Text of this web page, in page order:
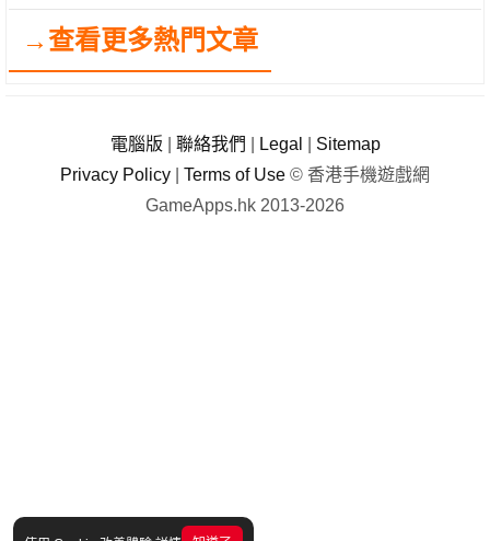
→查看更多熱門文章
電腦版 聯絡我們 Legal
Sitemap
Privacy Policy
Terms of Use © 香港手機遊戲網
GameApps.hk 2013-2026